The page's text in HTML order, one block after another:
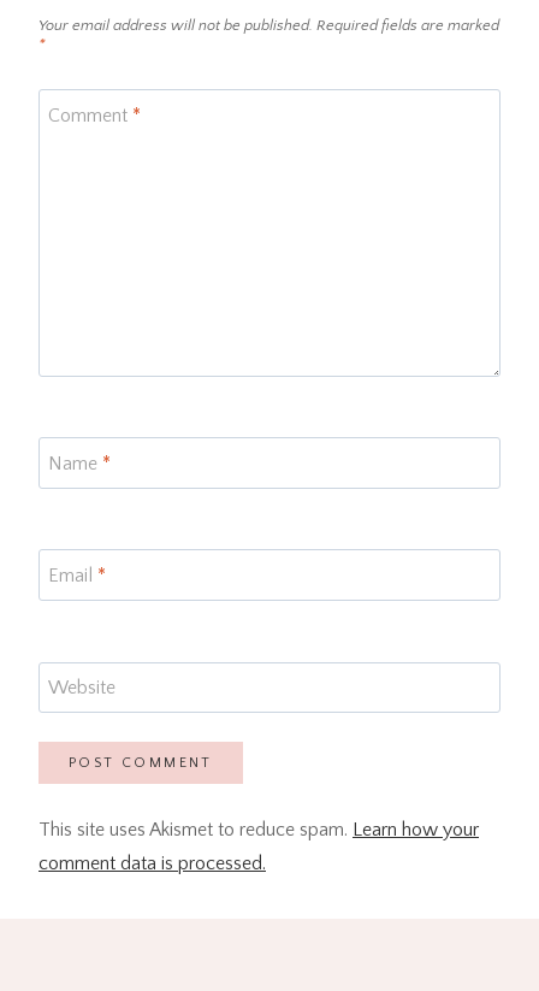
Your email address will not be published. Required fields are marked
*
Comment *
Name *
Email *
Website
This site uses Akismet to reduce spam. Learn how your
comment data is processed.